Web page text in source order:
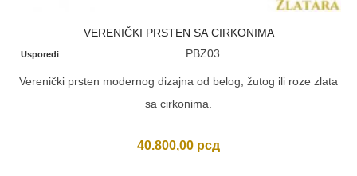
VERENIČKI PRSTEN SA CIRKONIMA
Usporedi PBZ03
Verenički prsten modernog dizajna od belog, žutog ili roze zlata
sa cirkonima.
40.800,00 рсд